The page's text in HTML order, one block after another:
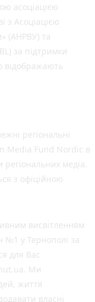
асоціацією
з Асоціацією
(АНРВУ) та
за підтримки
відображають
регіональні
Media Fund Nordic в
медіа.
з офіційною
висвітленням
№1 у Тернополі за
для Вас
Ми
життя
власні